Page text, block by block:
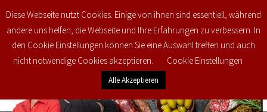
€0,00 0
Diese Webseite nutzt Cookies. Einige von ihnen sind essentiell, während
andere uns helfen, die Webseite und Ihre Erfahrungen zu verbessern. In
den Cookie Einstellungen können Sie eine Auswahl treffen und auch
nicht notwendige Cookies akzeptieren.
Cookie Einstellungen
Alle Akzeptieren